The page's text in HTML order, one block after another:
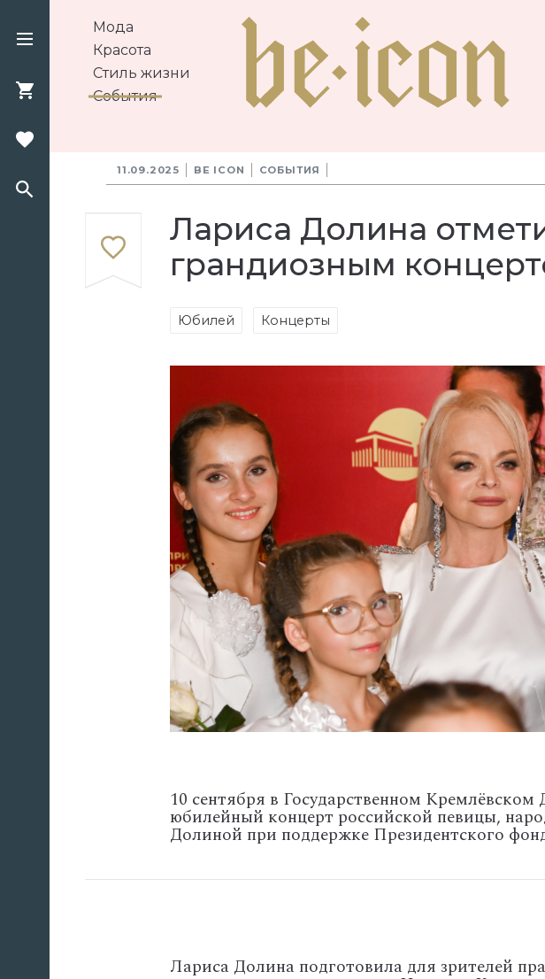
Мода
Красота
Стиль жизни
События
11.09.2025 BE ICON СОБЫТИЯ
Лариса Долина
грандиозным
Юбилей Концерты
10 сентября в Государственном
юбилейный концерт российской певицы,
Долиной при поддержке Президентского
Лариса Долина подготовила для зрителей